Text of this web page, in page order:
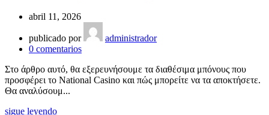
abril 11, 2026
publicado por
administrador
0 comentarios
Στο άρθρο αυτό, θα εξερευνήσουμε τα διαθέσιμα μπόνους που
προσφέρει το National Casino και πώς μπορείτε να τα αποκτήσετε.
Θα αναλύσουμ...
sigue leyendo